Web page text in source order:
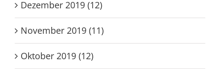
Januar 2020 (7)
Dezember 2019 (12)
November 2019 (11)